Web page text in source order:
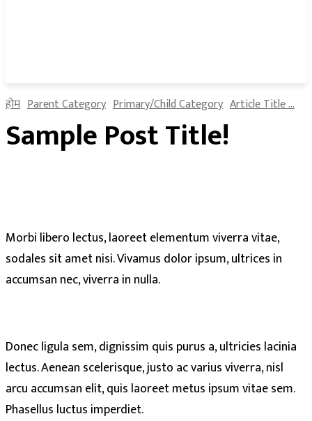
होम Parent Category Primary/Child Category Article Title ...
Sample Post Title!
Morbi libero lectus, laoreet elementum viverra vitae,
sodales sit amet nisi. Vivamus dolor ipsum, ultrices in
accumsan nec, viverra in nulla.
Donec ligula sem, dignissim quis purus a, ultricies lacinia
lectus. Aenean scelerisque, justo ac varius viverra, nisl
arcu accumsan elit, quis laoreet metus ipsum vitae sem.
Phasellus luctus imperdiet.